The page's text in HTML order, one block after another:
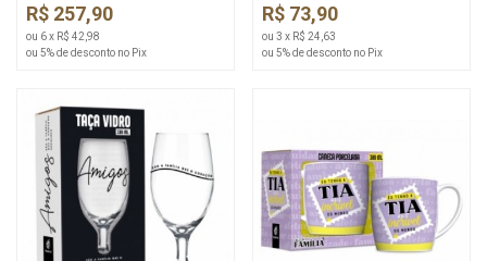
R$ 257,90
ou 6 x R$ 42,98
ou 5% de desconto no Pix
R$ 73,90
ou 3 x R$ 24,63
ou 5% de desconto no Pix